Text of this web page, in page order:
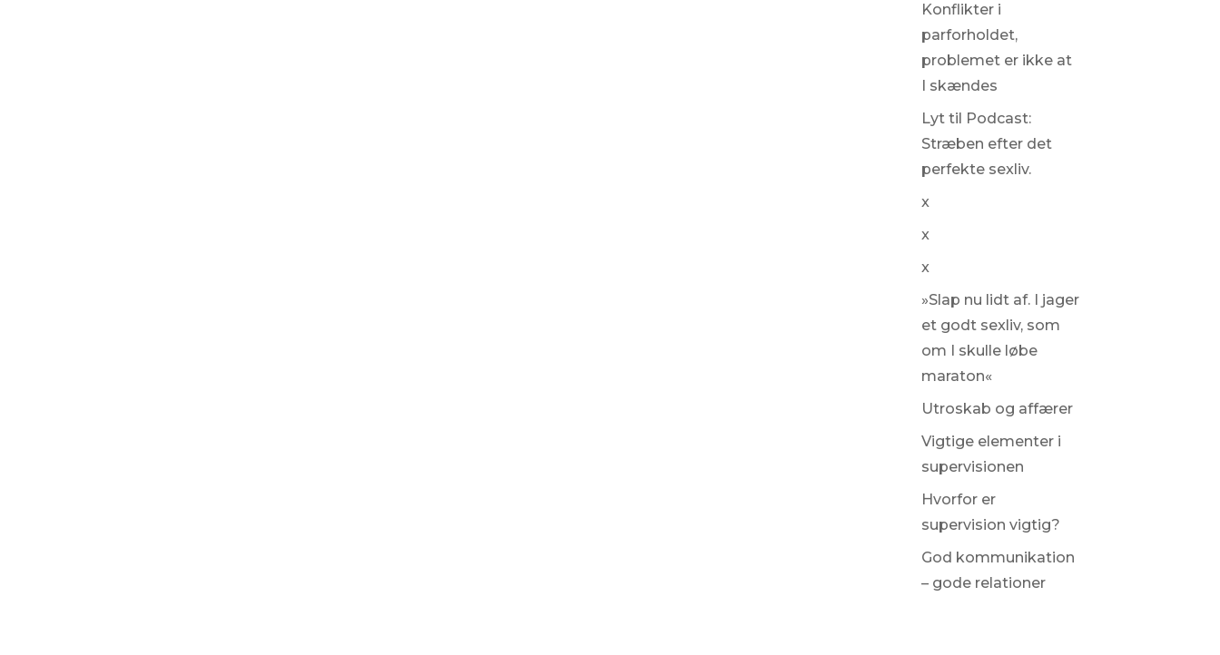
Konflikter i
parforholdet,
problemet er ikke at
I skændes
Lyt til Podcast:
Stræben efter det
perfekte sexliv.
x
x
x
»Slap nu lidt af. I jager
et godt sexliv, som
om I skulle løbe
maraton«
Utroskab og affærer
Vigtige elementer i
supervisionen
Hvorfor er
supervision vigtig?
God kommunikation
– gode relationer